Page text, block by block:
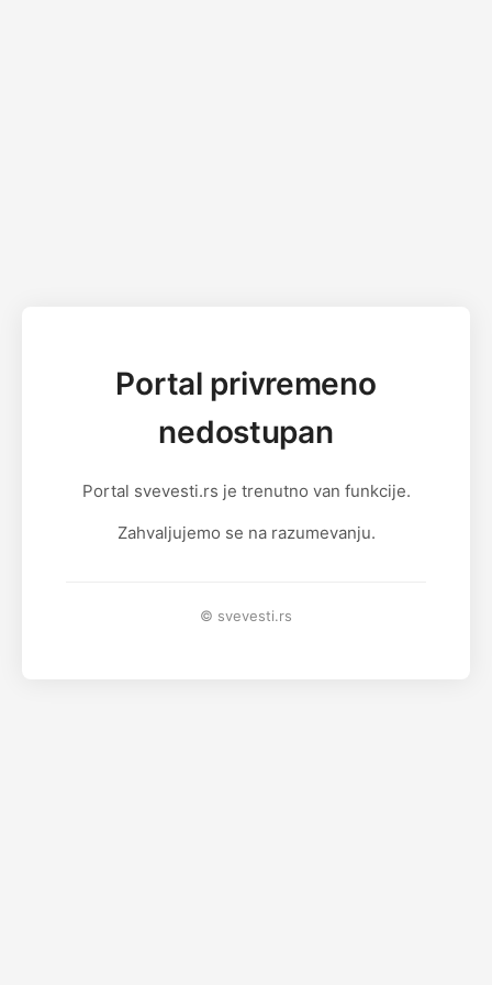
Portal privremeno
nedostupan
Portal svevesti.rs je trenutno van funkcije.
Zahvaljujemo se na razumevanju.
© svevesti.rs